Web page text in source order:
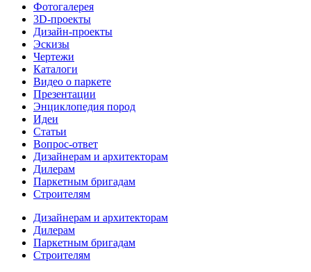
Фотогалерея
3D-проекты
Дизайн-проекты
Эскизы
Чертежи
Каталоги
Видео о паркете
Презентации
Энциклопедия пород
Идеи
Статьи
Вопрос-ответ
Дизайнерам и архитекторам
Дилерам
Паркетным бригадам
Строителям
Дизайнерам и архитекторам
Дилерам
Паркетным бригадам
Строителям